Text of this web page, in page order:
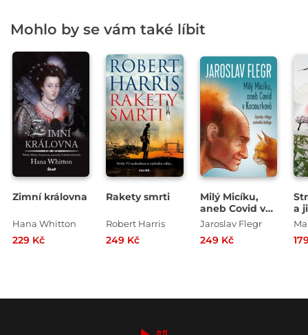
Mohlo by se vám také líbit
Zimní královna
Hana Whitton
229 Kč
Rakety smrti
Robert Harris
249 Kč
Milý Micíku,
aneb Covid v
Kocourkově
Jaroslav Flegr
249 Kč
a